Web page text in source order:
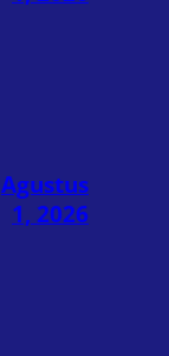
Agustus
1, 2026